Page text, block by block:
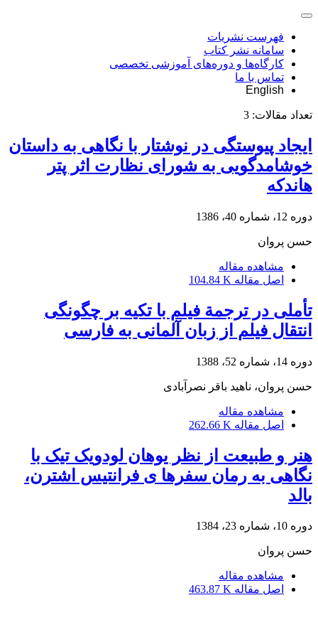
فهرست نشریات
سامانه نشر کتاب
کارگاه‌ها و دوره‌های آموزشی تخصصی
تماس با ما
English
تعداد مقالات: 3
ایجاد پیوستگی در نوشتار با نگاهی به داستان
خوشامدگویی به شورای نظارت اثر پتر
هاندکه
دوره 12، شماره 40، 1386
حسن پروان
مشاهده مقاله
اصل مقاله 104.84 K
تأملی در ترجمة فیلم با تکیه بر چگونگی
انتقال فیلم از زبان آلمانی به فارسی
دوره 14، شماره 52، 1388
حسن پروان، ناهید باقر نصرآبادی
مشاهده مقاله
اصل مقاله 262.66 K
هنر و طبیعت از نظر یوهان لودویک تیک با
نگاهی به رمان سفرها ی فرانتیس اشترن،
بالد
دوره 10، شماره 23، 1384
حسن پروان
مشاهده مقاله
اصل مقاله 463.87 K